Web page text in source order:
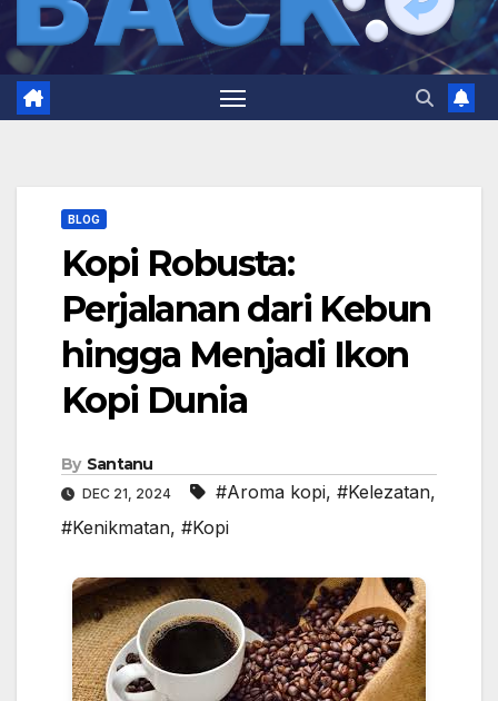
BLOG
Kopi Robusta:
Perjalanan dari Kebun
hingga Menjadi Ikon
Kopi Dunia
By Santanu
DEC 21, 2024 #Aroma kopi, #Kelezatan,
#Kenikmatan, #Kopi